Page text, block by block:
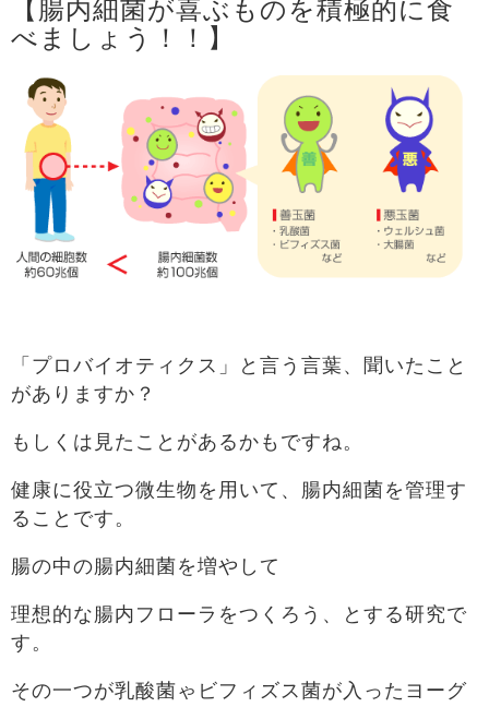
【腸内細菌が喜ぶものを積極的に食
べましょう！！】
「プロバイオティクス」
と言う言葉、聞いたこと
がありますか？
もしくは見たことがあるかもですね。
健康に役立つ微生物を用いて、腸内細菌を管理す
ることです。
腸の中の腸内細菌を増やして
理想的な腸内フローラをつくろう、とする研究で
す。
その一つが乳酸菌ゃビフィズス菌が入ったヨーグ